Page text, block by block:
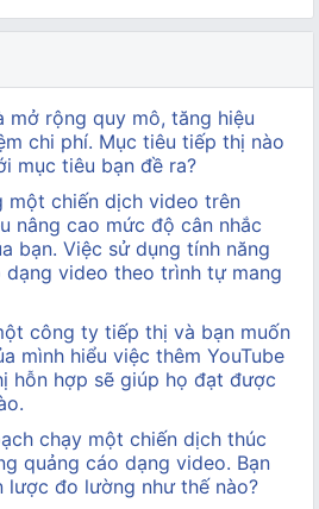
mở rộng quy mô, tăng hiệu
chi phí. Mục tiêu tiếp thị nào
mục tiêu bạn đề ra?
một chiến dịch video trên
nâng cao mức độ cân nhắc
bạn. Việc sử dụng tính năng
dạng video theo trình tự mang
công ty tiếp thị và bạn muốn
mình hiểu việc thêm YouTube
hỗn hợp sẽ giúp họ đạt được
chạy một chiến dịch thúc
quảng cáo dạng video. Bạn
lược đo lường như thế nào?